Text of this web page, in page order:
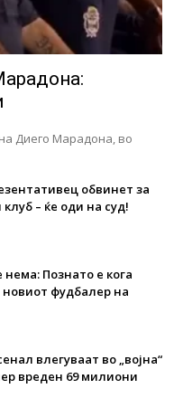
Диего Марадона, во
обвинет за
– ќе оди на суд!
Познато е кога
новиот фудбалер на
влегуваат во „војна“
вреден 69 милиони